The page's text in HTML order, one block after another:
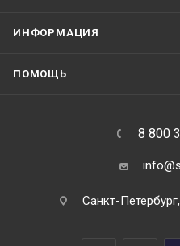
ИНФОРМАЦИЯ
ПОМОЩЬ
8 800
Санкт-